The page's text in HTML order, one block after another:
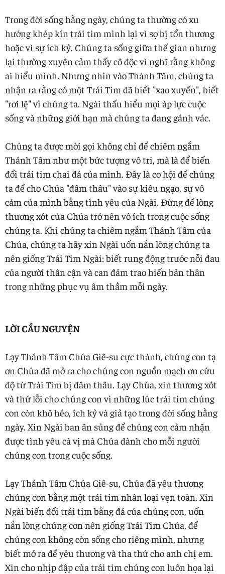
Trong đời sống hằng ngày, chúng ta thường có xu
hướng khép kín trái tim mình lại vì sợ bị tổn thương
hoặc vì sự ích kỷ. Chúng ta sống giữa thế gian nhưng
lại thường xuyên cảm thấy cô độc vì nghĩ rằng không
ai hiểu mình. Nhưng nhìn vào Thánh Tâm, chúng ta
nhận ra rằng có một Trái Tim đã biết "xao xuyến", biết
"rơi lệ" vì chúng ta. Ngài thấu hiểu mọi áp lực cuộc
sống và những giới hạn mà chúng ta đang gánh vác.
Chúng ta được mời gọi không chỉ để chiêm ngắm
Thánh Tâm như một bức tượng vô tri, mà là để biến
đổi trái tim chai đá của mình. Đây là cơ hội để chúng
ta để cho Chúa "đâm thâu" vào sự kiêu ngạo, sự vô
cảm của mình bằng tình yêu của Ngài. Đừng để lòng
thương xót của Chúa trở nên vô ích trong cuộc sống
chúng ta. Khi chúng ta chiêm ngắm Thánh Tâm của
Chúa, chúng ta hãy xin Ngài uốn nắn lòng chúng ta
nên giống Trái Tim Ngài: biết rung động trước nỗi đau
của người thân cận và can đảm trao hiến bản thân
trong những phục vụ âm thầm mỗi ngày.
LỜI CẦU NGUYỆN
Lạy Thánh Tâm Chúa Giê-su cực thánh, chúng con tạ
ơn Chúa đã mở ra cho chúng con nguồn mạch ơn cứu
độ từ Trái Tim bị đâm thâu. Lạy Chúa, xin thương xót
và thứ lỗi cho chúng con vì những lúc trái tim chúng
con còn khô héo, ích kỷ và giả tạo trong đời sống hằng
ngày. Xin Ngài ban ân sủng để chúng con cảm nhận
được tình yêu cá vị mà Chúa dành cho mỗi người
chúng con trong cuộc sống.
Lạy Thánh Tâm Chúa Giê-su, Chúa đã yêu thương
chúng con bằng một trái tim nhân loại vẹn toàn. Xin
Ngài biến đổi trái tim bằng đá của chúng con, uốn
nắn lòng chúng con nên giống Trái Tim Chúa, để
chúng con không còn sống cho riêng mình, nhưng
biết mở ra để yêu thương và tha thứ cho anh chị em.
Xin cho nhịp đập của trái tim chúng con luôn họa lại